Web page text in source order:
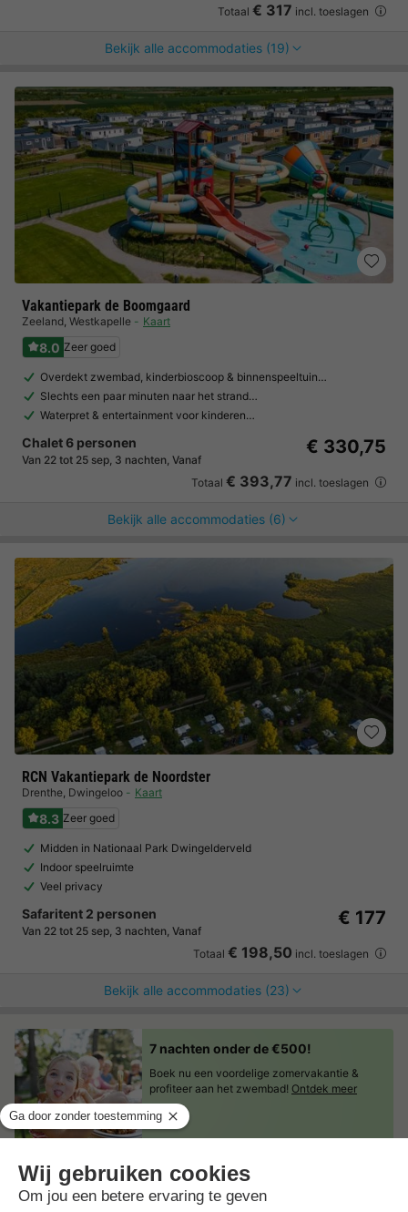
Totaal € 317 incl. toeslagen
Bekijk alle accommodaties (19)
Vakantiepark de Boomgaard
Zeeland, Westkapelle Kaart
8.0 Zeer goed
Overdekt zwembad, kinderbioscoop & binnenspeeltuin…
Slechts een paar minuten naar het strand…
Waterpret & entertainment voor kinderen…
Chalet 6 personen
Van 22 tot 25 sep, 3 nachten, Vanaf
€ 330,75
Totaal € 393,77 incl. toeslagen
Bekijk alle accommodaties (6)
RCN Vakantiepark de Noordster
Drenthe, Dwingeloo Kaart
8.3 Zeer goed
Midden in Nationaal Park Dwingelderveld
Indoor speelruimte
Veel privacy
Safaritent 2 personen
Van 22 tot 25 sep, 3 nachten, Vanaf
€ 177
Totaal € 198,50 incl. toeslagen
Bekijk alle accommodaties (23)
7 nachten onder de €500!
Boek nu een voordelige zomervakantie &
profiteer aan het zwembad! Ontdek meer